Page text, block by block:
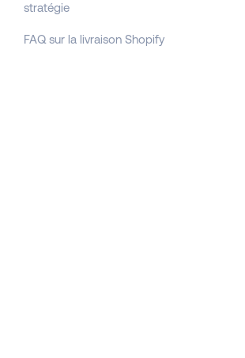
stratégie
FAQ sur la livraison Shopify